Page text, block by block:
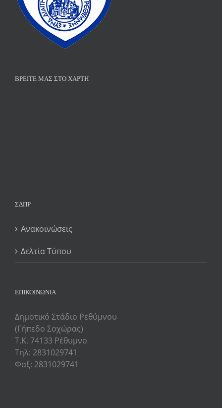
ΒΡΕΊΤΕ ΜΑΣ ΣΤΟ ΧΆΡΤΗ
ΣΔΠΡ
Ανακοινώσεις
Δελτία Τύπου
ΕΠΙΚΟΙΝΩΝΙΑ
Δημοτικό Στάδιο Ρεθύμνου
(Γήπεδο Σοχώρας)
Τ.Κ. 74133 Ρέθυμνο
Τηλ: 2831029741
Φαξ: 2831029741